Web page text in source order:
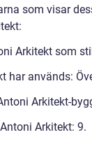
som visar
Arkitekt som
har används:
Arkitekt-
Arkitekt: 9.